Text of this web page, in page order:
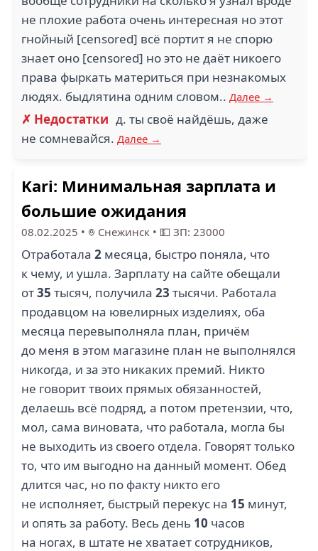
не плохие работа очень интересная но этот
гнойный [censored] всё портит я не спорю
знает оно [censored] но это не даёт никоего
права фыркать материться при незнакомых
людях. быдлятина одним словом.. Далее →
✗ Недостатки д. ты своё найдёшь, даже
не сомневайся. Далее →
Kari: Минимальная зарплата и
большие ожидания
08.02.2025 • Снежинск • 💵 ЗП: 23000
Отработала 2 месяца, быстро поняла, что
к чему, и ушла. Зарплату на сайте обещали
от35 тысяч, получила 23 тысячи. Работала
продавцом на ювелирных изделиях, оба
месяца перевыполняла план, причём
до меня в этом магазине план не выполнялся
никогда, и за это никаких премий. Никто
не говорит твоих прямых обязанностей,
делаешь всё подряд, а потом претензии, что,
мол, сама виновата, что работала, могла бы
не выходить из своего отдела. Говорят только
то, что им выгодно на данный момент. Обед
длится час, но по факту никто его
не исполняет, быстрый перекус на 15 минут,
и опять за работу. Весь день 10 часов
на ногах, в штате не хватает сотрудников,